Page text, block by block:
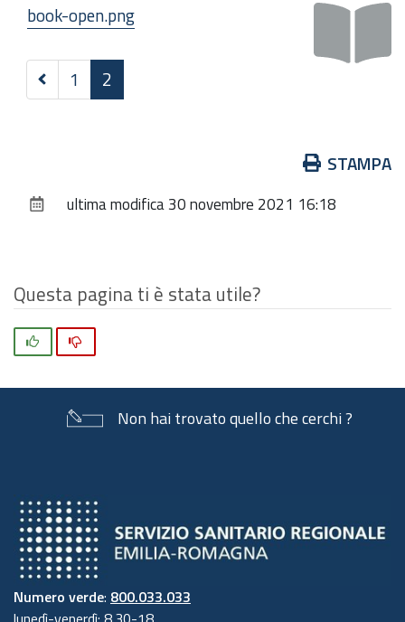
book-open.png
Precedenti
20
1 2
documento
STAMPA
ultima modifica30 novembre 2021 16:18
Questa pagina ti è stata utile?
Non hai trovato quello che cerchi ?
Numero verde: 800.033.033